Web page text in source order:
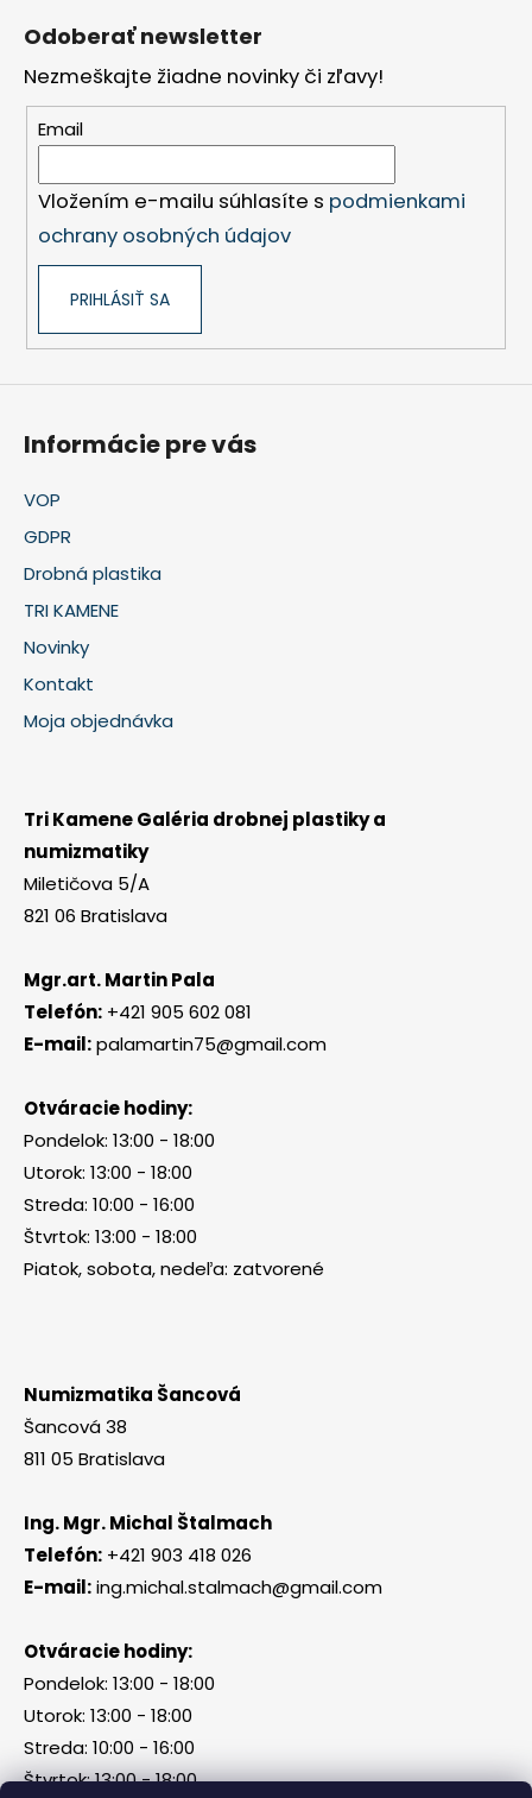
e
p
v
k
y
v
ý
e
Odoberať newsletter
Nezmeškajte žiadne novinky či zľavy!
Email
Vložením e-mailu súhlasíte s podmienkami
ochrany osobných údajov
PRIHLÁSIŤ SA
Informácie pre vás
VOP
GDPR
Drobná plastika
TRI KAMENE
Novinky
Kontakt
Moja objednávka
Tri Kamene Galéria drobnej plastiky a
numizmatiky
Miletičova 5/A
821 06 Bratislava
Mgr.art. Martin Pala
Telefón: +421 905 602 081
E-mail:palamartin75@gmail.com
Otváracie hodiny:
Pondelok: 13:00 - 18:00
Utorok: 13:00 - 18:00
Streda: 10:00 - 16:00
Štvrtok: 13:00 - 18:00
Piatok, sobota, nedeľa: zatvorené
Numizmatika Šancová
Šancová 38
811 05 Bratislava
Ing. Mgr. Michal Štalmach
Telefón: +421 903 418 026
E-mail:ing.michal.stalmach@gmail.com
Otváracie hodiny:
Pondelok: 13:00 - 18:00
Utorok: 13:00 - 18:00
Streda: 10:00 - 16:00
Štvrtok: 13:00 - 18:00